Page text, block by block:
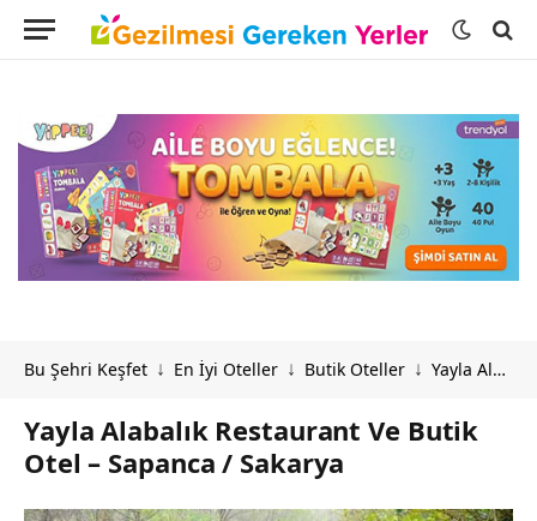
Bu Şehri Keşfet ↓ En İyi Oteller ↓ Butik Oteller ↓ Yayla Alabalık Restaurant Ve Butik Otel – Sapanca / Sakarya
Yayla Alabalık Restaurant Ve Butik
Otel – Sapanca / Sakarya